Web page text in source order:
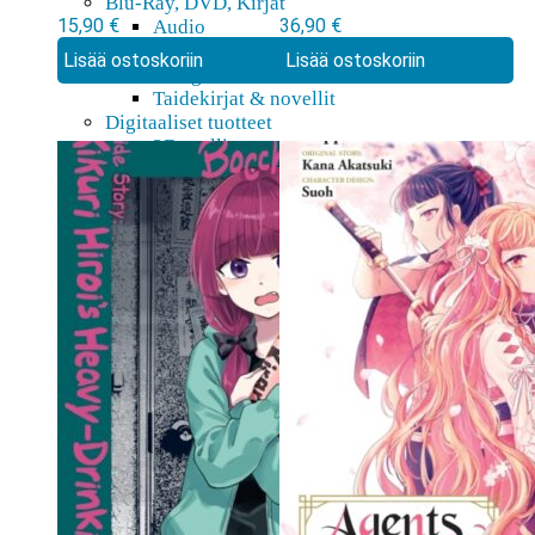
Audio
Blu-ray & DVD
Taidekirjat & novellit
Digitaaliset tuotteet
3D-mallit
Pepakura
Doujin
Figuurit
Action figuurit
Akryylihahmot
Bishoujo
Bishounen
Chibi
Figma
Game Prize
Look up
Nendoroid
Nendoroid Doll
Pop Up Parade
Tarvikkeet
K18
15,90 €
Lisää ostoskoriin
Edition Manga
vol 1
36,90 €
Lisää ostoskoriin